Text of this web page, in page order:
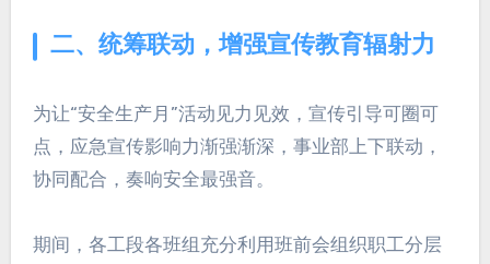
二、统筹联动，增强宣传教育辐射力
为让“安全生产月”活动见力见效，宣传引导可圈可
点，应急宣传影响力渐强渐深，事业部上下联动，
协同配合，奏响安全最强音。
期间，各工段各班组充分利用班前会组织职工分层